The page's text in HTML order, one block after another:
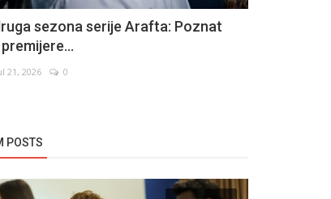
sezona serije Arafta: Poznat
21, 2026 0
POSTS